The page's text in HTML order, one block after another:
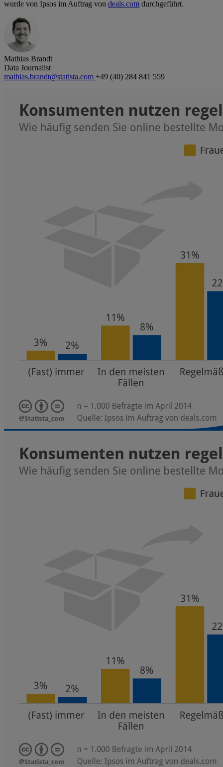
wurde von Ipsos im Auftrag von deals.com durchgeführt.
Mathias Brandt
Data Journalist
mathias.brandt@statista.com +49 (40) 284 841 559